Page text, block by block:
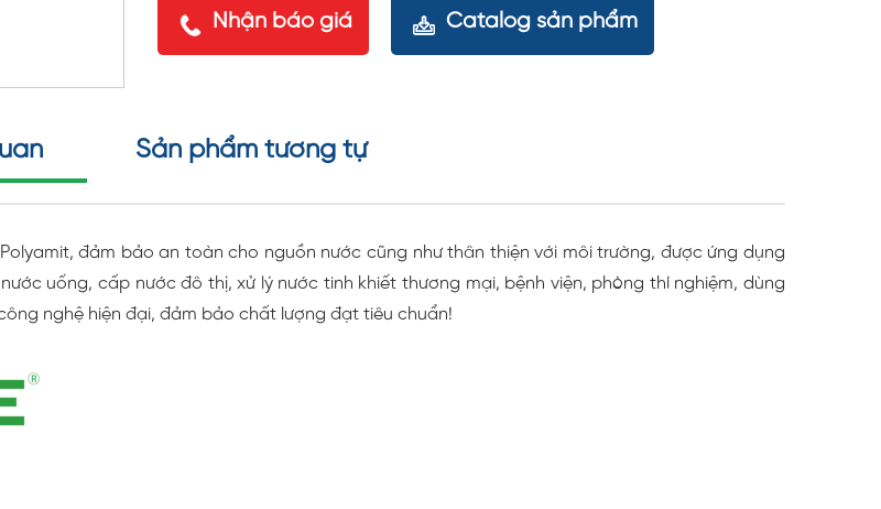
Nhận báo giá Catalog sản phẩm
Sản phẩm tương tự
đảm bảo an toàn cho nguồn nước cũng như thân thiện với môi trường, được ứng dụng
uống, cấp nước đô thị, xử lý nước tinh khiết thương mại, bệnh viện, phòng thí nghiệm, dùng
nghệ hiện đại, đảm bảo chất lượng đạt tiêu chuẩn!